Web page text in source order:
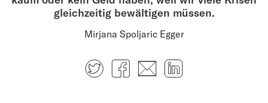
gleichzeitig bewältigen müssen.
Mirjana Spoljaric Egger
TwitterFacebook
E-mail